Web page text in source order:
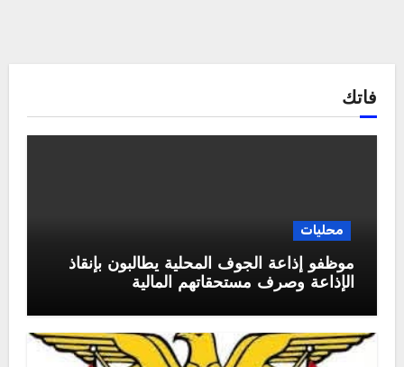
فاتك
محليات
موظفو إذاعة الجوف المحلية يطالبون بإنقاذ
الإذاعة وصرف مستحقاتهم المالية